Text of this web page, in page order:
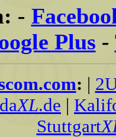
-
Plus -
: |
XL.de |
Stuttgart